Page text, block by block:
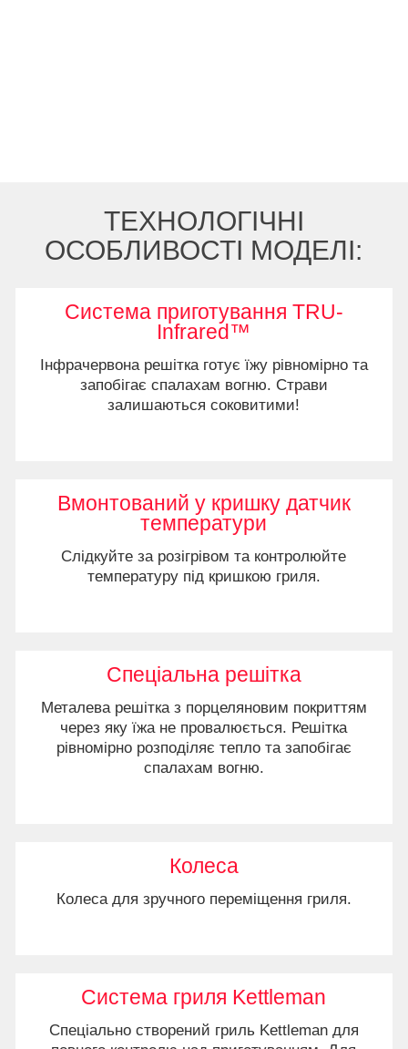
ТЕХНОЛОГІЧНІ
ОСОБЛИВОСТІ МОДЕЛІ:
Система приготування TRU-
Infrared™
Інфрачервона решітка готує їжу рівномірно та
запобігає спалахам вогню. Страви
залишаються соковитими!
Вмонтований у кришку датчик
температури
Слідкуйте за розігрівом та контролюйте
температуру під кришкою гриля.
Спеціальна решітка
Металева решітка з порцеляновим покриттям
через яку їжа не провалюється. Решітка
рівномірно розподіляє тепло та запобігає
спалахам вогню.
Колеса
Колеса для зручного переміщення гриля.
Система гриля Kettleman
Спеціально створений гриль Kettleman для